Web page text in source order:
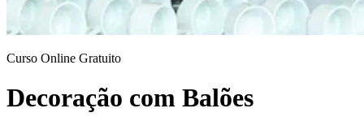
Curso Online Gratuito
Decoração com Balões